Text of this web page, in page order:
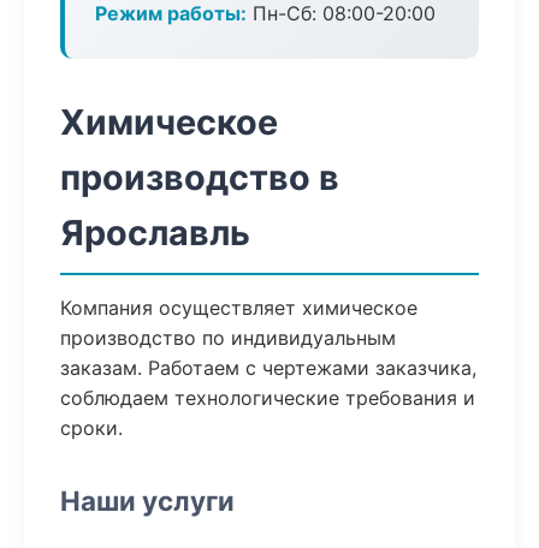
Режим работы: Пн-Сб: 08:00-20:00
Химическое
производство в
Ярославль
Компания осуществляет химическое
производство по индивидуальным
заказам. Работаем с чертежами заказчика,
соблюдаем технологические требования и
сроки.
Наши услуги